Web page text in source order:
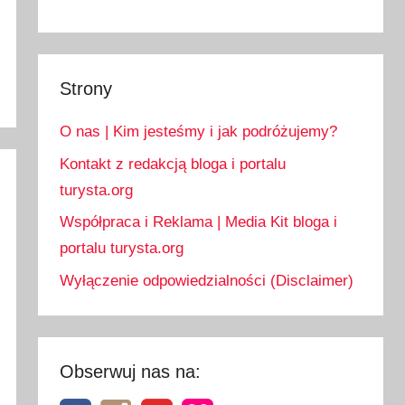
Strony
O nas | Kim jesteśmy i jak podróżujemy?
Kontakt z redakcją bloga i portalu
turysta.org
Współpraca i Reklama | Media Kit bloga i
portalu turysta.org
Wyłączenie odpowiedzialności (Disclaimer)
Obserwuj nas na: